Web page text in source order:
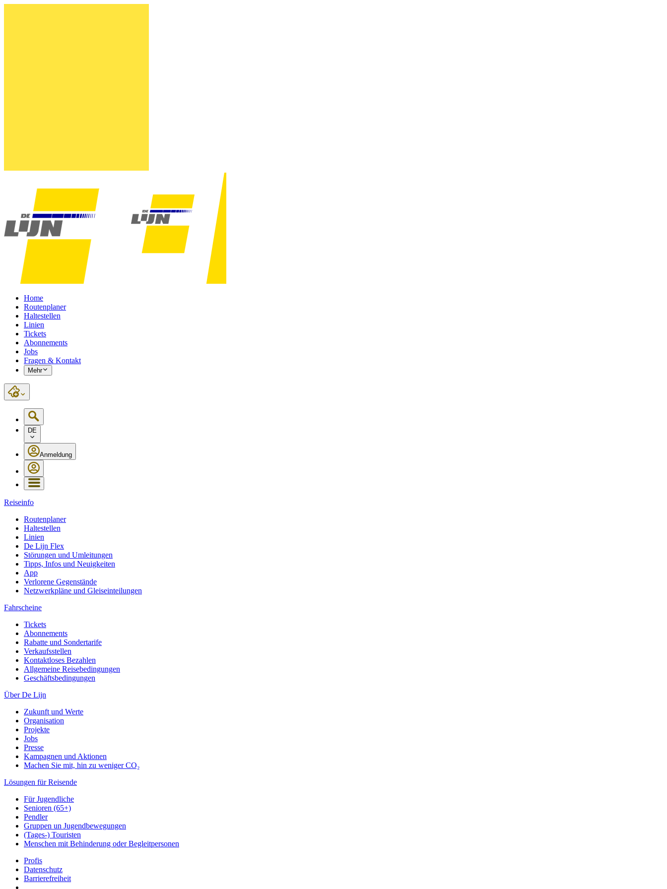
Home
Routenplaner
Haltestellen
Linien
Tickets
Abonnements
Jobs
Fragen & Kontakt
Mehr
DE
Anmeldung
Reiseinfo
Routenplaner
Haltestellen
Linien
De Lijn Flex
Störungen und Umleitungen
Tipps, Infos und Neuigkeiten
App
Verlorene Gegenstände
Netzwerkpläne und Gleiseinteilungen
Fahrscheine
Tickets
Abonnements
Rabatte und Sondertarife
Verkaufsstellen
Kontaktloses Bezahlen
Allgemeine Reisebedingungen
Geschäftsbedingungen
Über De Lijn
Zukunft und Werte
Organisation
Projekte
Jobs
Presse
Kampagnen und Aktionen
Machen Sie mit, hin zu weniger CO₂
Lösungen für Reisende
Für Jugendliche
Senioren (65+)
Pendler
Gruppen un Jugendbewegungen
(Tages-) Touristen
Menschen mit Behinderung oder Begleitpersonen
Profis
Datenschutz
Barrierefreiheit